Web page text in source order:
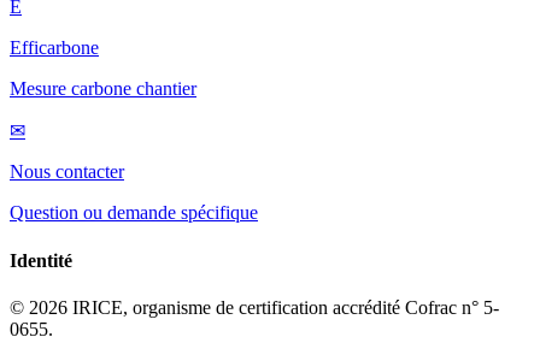
E
Efficarbone
Mesure carbone chantier
✉
Nous contacter
Question ou demande spécifique
Identité
© 2026 IRICE, organisme de certification accrédité Cofrac n° 5-
0655.